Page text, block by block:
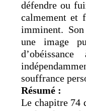
défendre ou
calmement et
imminent.
une image
souffrance
Résumé :
Le chapitre 74